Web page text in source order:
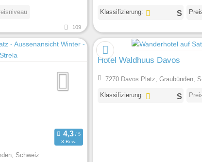
109
Klassifizierung:
3 Bew.
Schweiz
Hotel Waldhuus Davos
7270 Davos Platz, Graubünden,
Klassifizierung: